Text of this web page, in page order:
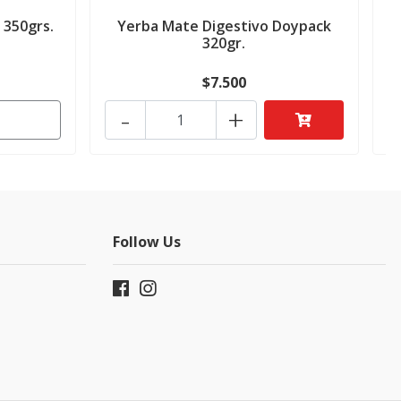
Yerba Mate Digestivo Doypack
320gr.
$7.500
+
-
Follow Us